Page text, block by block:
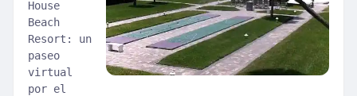
House
Beach
Resort: un
paseo
virtual
por el